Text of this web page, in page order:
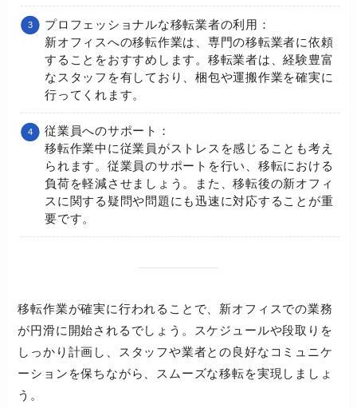
プロフェッショナルな移転業者の利用：
新オフィスへの移転作業は、専門の移転業者に依頼
することをおすすめします。移転業者は、経験豊富
なスタッフを有しており、梱包や運搬作業を確実に
行ってくれます。
従業員へのサポート：
移転作業中に従業員がストレスを感じることも考え
られます。従業員のサポートを行い、移転における
負荷を軽減させましょう。また、移転後の新オフィ
スに関する疑問や問題にも迅速に対応することが重
要です。
移転作業が確実に行われることで、新オフィスでの業務
が円滑に開始されるでしょう。スケジュールや段取りを
しっかり計画し、スタッフや業者との良好なコミュニケ
ーションを保ちながら、スムーズな移転を実現しましょ
う。